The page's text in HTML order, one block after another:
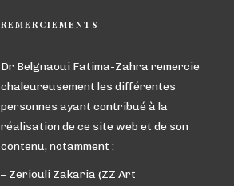
REMERCIEMENTS
Dr Belgnaoui Fatima-Zahra remercie
chaleureusement les différentes
personnes ayant contribué à la
réalisation de ce site web et de son
contenu, notamment :
– Zeriouli Zakaria (ZZ Art